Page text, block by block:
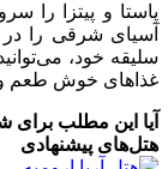
پاستا و پیتزا را
آسیای شرقی را
سلیقه خود،
غذاهای خوش طعم و
آیا این مطلب برای
هتل‌های پیشنهادی